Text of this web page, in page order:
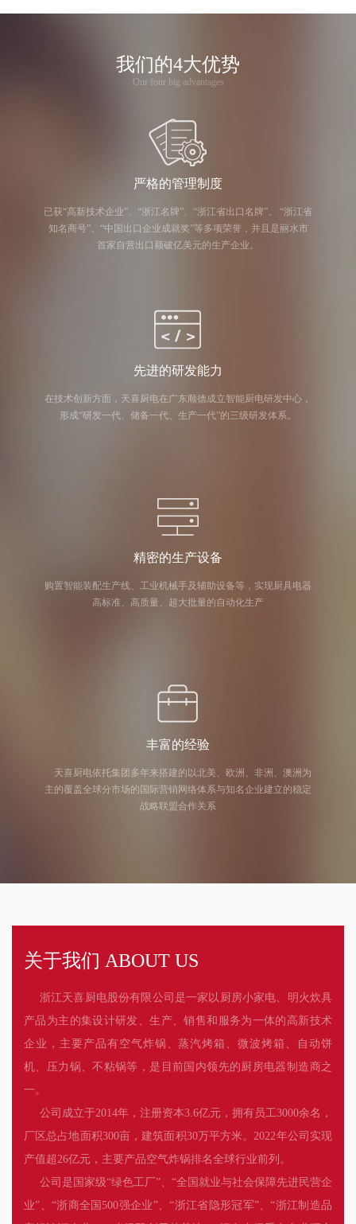
我们的4大优势
Our four big advantages
严格的管理制度
已获“高新技术企业”、“浙江名牌”、“浙江省出口名牌”、 “浙江省
知名商号”、“中国出口企业成就奖”等多项荣誉，并且是丽水市
首家自营出口额破亿美元的生产企业。
先进的研发能力
在技术创新方面，天喜厨电在广东顺德成立智能厨电研发中心，
形成“研发一代、储备一代、生产一代”的三级研发体系。
精密的生产设备
购置智能装配生产线、工业机械手及辅助设备等，实现厨具电器
高标准、高质量、超大批量的自动化生产
丰富的经验
天喜厨电依托集团多年来搭建的以北美、欧洲、非洲、澳洲为
主的覆盖全球分市场的国际营销网络体系与知名企业建立的稳定
战略联盟合作关系
关于我们 ABOUT US
浙江天喜厨电股份有限公司是一家以厨房小家电、明火炊具
产品为主的集设计研发、生产、销售和服务为一体的高新技术
企业，主要产品有空气炸锅、蒸汽烤箱、微波烤箱、自动饼
机、压力锅、不粘锅等，是目前国内领先的厨房电器制造商之
一。
公司成立于2014年，注册资本3.6亿元，拥有员工3000余名，
厂区总占地面积300亩，建筑面积30万平方米。2022年公司实现
产值超26亿元，主要产品空气炸锅排名全球行业前列。
公司是国家级“绿色工厂”、“全国就业与社会保障先进民营企
业”、“浙商全国500强企业”、“浙江省隐形冠军”、“浙江制造品